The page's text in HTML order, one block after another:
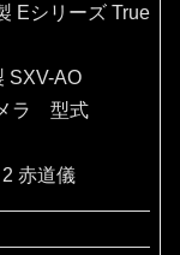
Eシリーズ True
SXV-AO
メラ 型式
赤道儀